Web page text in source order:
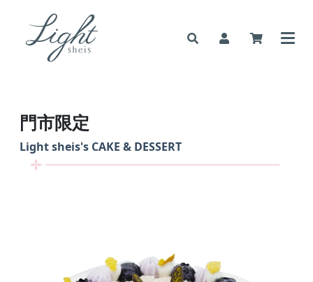
門市限定
Light sheis's CAKE & DESSERT